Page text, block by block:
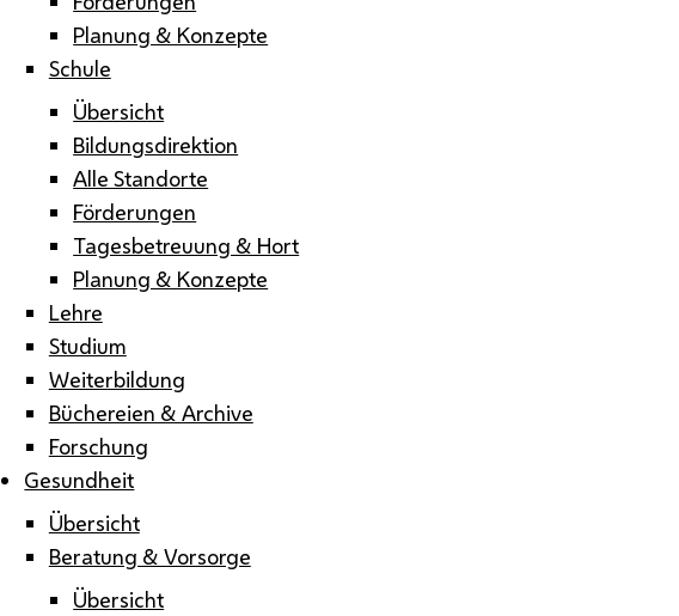
Planung & Konzepte
Schule
Übersicht
Bildungsdirektion
Alle Standorte
Förderungen
Tagesbetreuung & Hort
Planung & Konzepte
Lehre
Studium
Weiterbildung
Büchereien & Archive
Forschung
Gesundheit
Übersicht
Beratung & Vorsorge
Übersicht